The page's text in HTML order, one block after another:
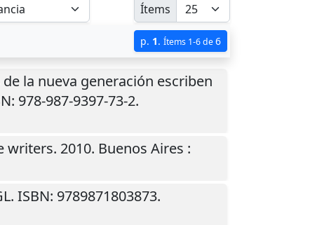
Ítems
p. 1. Ítems 1-6 de6
la nueva generación escriben
978-987-9397-73-2.
writers. 2010. Buenos Aires :
ISBN: 9789871803873.